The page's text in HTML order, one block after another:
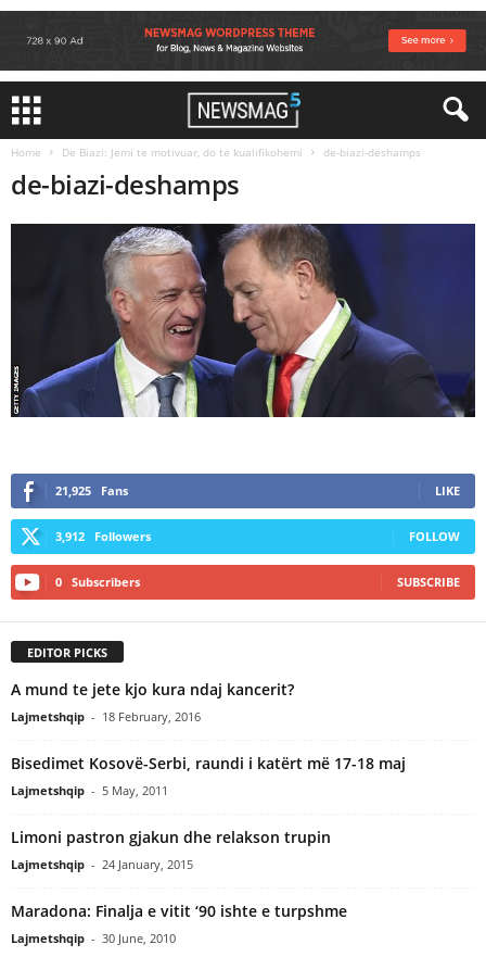
Home De Biazi: Jemi te motivuar, do te kualifikohemi de-biazi-deshamps
de-biazi-deshamps
21,925 Fans LIKE
3,912 Followers FOLLOW
0 Subscribers SUBSCRIBE
EDITOR PICKS
A mund te jete kjo kura ndaj kancerit?
Lajmetshqip - 18 February, 2016
Bisedimet Kosovë-Serbi, raundi i katërt më 17-18 maj
Lajmetshqip - 5 May, 2011
Limoni pastron gjakun dhe relakson trupin
Lajmetshqip - 24 January, 2015
Maradona: Finalja e vitit ‘90 ishte e turpshme
Lajmetshqip - 30 June, 2010